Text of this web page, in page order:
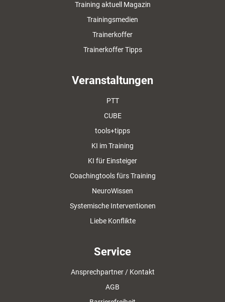
Training aktuell Magazin
Trainingsmedien
Trainerkoffer
Trainerkoffer Tipps
Veranstaltungen
PTT
CUBE
tools+tipps
KI im Training
KI für Einsteiger
Coachingtools fürs Training
NeuroWissen
Systemische Interventionen
Liebe Konflikte
Service
Ansprechpartner / Kontakt
AGB